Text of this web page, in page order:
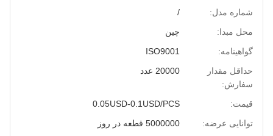
شماره مدل:
/
محل مبدا:
چین
گواهینامه:
ISO9001
حداقل مقدار
سفارش:
20000 عدد
قیمت:
0.05USD-0.1USD/PCS
توانایی عرضه:
5000000 قطعه در روز